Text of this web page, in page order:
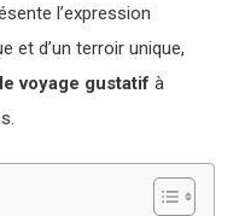
l’expression
et d’un terroir unique,
voyage gustatif à